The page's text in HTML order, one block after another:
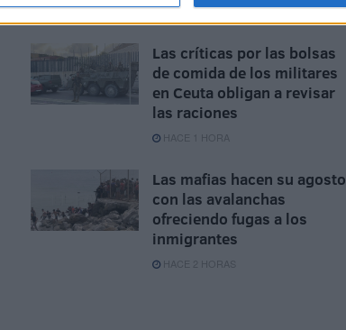
HACE 11 MINUTOS
Las críticas por las bolsas
de comida de los militares
en Ceuta obligan a revisar
las raciones
HACE 1 HORA
Las mafias hacen su agosto
con las avalanchas
ofreciendo fugas a los
inmigrantes
HACE 2 HORAS